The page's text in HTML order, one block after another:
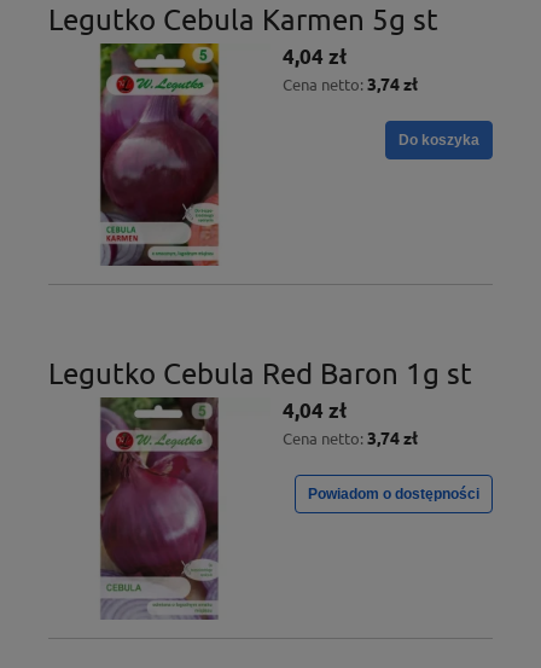
Legutko Cebula Karmen 5g st
4,04 zł
Cena netto: 3,74 zł
Do koszyka
Legutko Cebula Red Baron 1g st
4,04 zł
Cena netto: 3,74 zł
Powiadom o dostępności